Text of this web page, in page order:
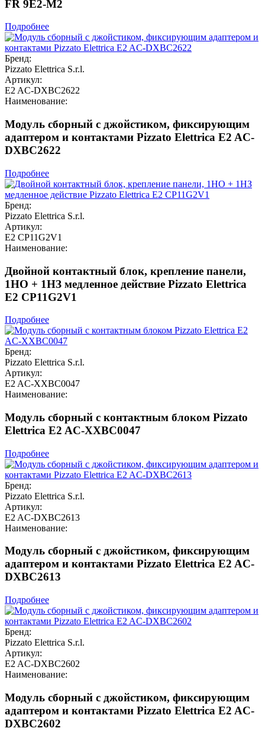
FR 9E2-M2
Подробнее
Бренд:
Pizzato Elettrica S.r.l.
Артикул:
E2 AC-DXBC2622
Наименование:
Модуль сборный с джойстиком, фиксирующим
адаптером и контактами Pizzato Elettrica E2 AC-
DXBC2622
Подробнее
Бренд:
Pizzato Elettrica S.r.l.
Артикул:
E2 CP11G2V1
Наименование:
Двойной контактный блок, крепление панели,
1НО + 1НЗ медленное действие Pizzato Elettrica
E2 CP11G2V1
Подробнее
Бренд:
Pizzato Elettrica S.r.l.
Артикул:
E2 AC-XXBC0047
Наименование:
Модуль сборный с контактным блоком Pizzato
Elettrica E2 AC-XXBC0047
Подробнее
Бренд:
Pizzato Elettrica S.r.l.
Артикул:
E2 AC-DXBC2613
Наименование:
Модуль сборный с джойстиком, фиксирующим
адаптером и контактами Pizzato Elettrica E2 AC-
DXBC2613
Подробнее
Бренд:
Pizzato Elettrica S.r.l.
Артикул:
E2 AC-DXBC2602
Наименование:
Модуль сборный с джойстиком, фиксирующим
адаптером и контактами Pizzato Elettrica E2 AC-
DXBC2602